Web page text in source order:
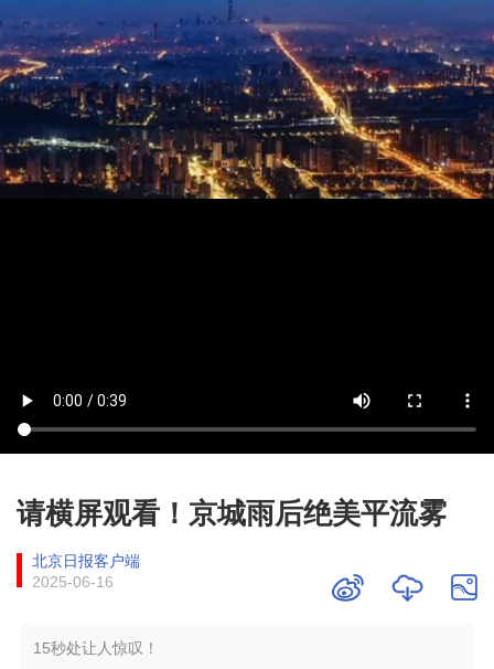
请横屏观看！京城雨后绝美平流雾
北京日报客户端
2025-06-16
15秒处让人惊叹！